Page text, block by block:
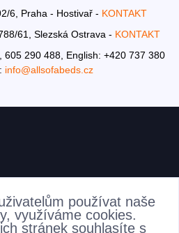
6, Praha - Hostivař - KONTAKT
61, Slezská Ostrava - KONTAKT
605 290 488, English: +420 737 380
info@allsofabeds.cz
používat naše
využíváme cookies.
stránek souhlasíte s